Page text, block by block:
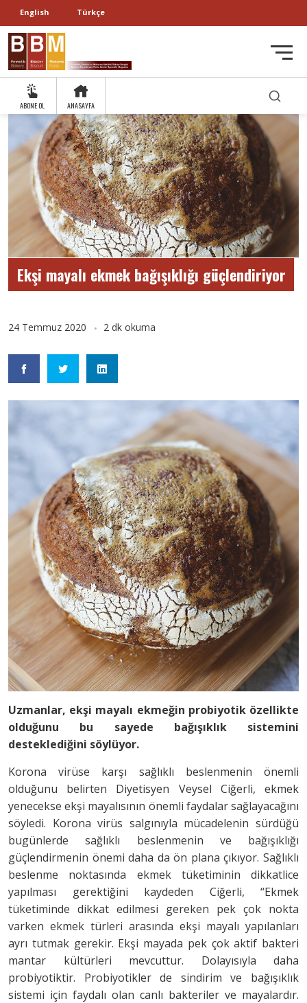
English Türkçe
ABONE OL ANASAYFA
Ekşi mayalı ekmek bağışıklığı güçlendiriyor
24 Temmuz 2020 2 dk okuma
Uzmanlar, ekşi mayalı ekmeğin probiyotik özellikte
olduğunu bu sayede bağışıklık sistemini
desteklediğini söylüyor.
Korona virüse karşı sağlıklı beslenmenin önemli
olduğunu belirten Diyetisyen Veysel Ciğerli, ekmek
yenecekse ekşi mayalısının önemli faydalar sağlayacağını
söyledi. Korona virüs salgınıyla mücadelenin sürdüğü
bugünlerde sağlıklı beslenmenin ve bağışıklığı
güçlendirmenin önemi daha da ön plana çıkıyor. Sağlıklı
beslenme noktasında ekmek tüketiminin dikkatlice
yapılması gerektiğini kaydeden Ciğerli, “Ekmek
tüketiminde dikkat edilmesi gereken pek çok nokta
varken ekmek türleri arasında ekşi mayalı yapılanları
ayrı tutmak gerekir. Ekşi mayada pek çok aktif bakteri
mantar kültürleri mevcuttur. Dolayısıyla daha
probiyotiktir. Probiyotikler de sindirim ve bağışıklık
sistemi için faydalı olan canlı bakteriler ve mayalardır.